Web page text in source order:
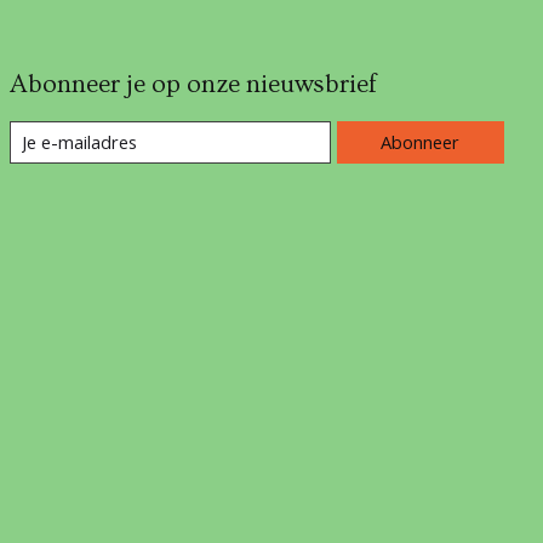
Abonneer je op onze nieuwsbrief
Abonneer